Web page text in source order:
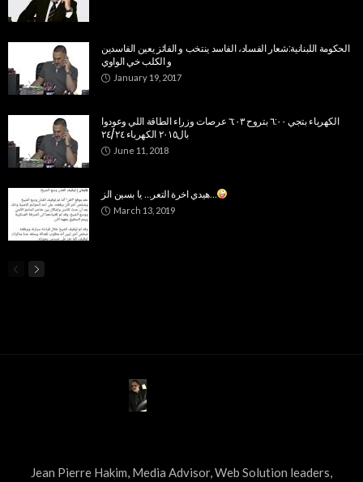
الحكومة اللبنانية:شعار الفساد، الفاسد ينتخب و الفائز يعين الفاسدين
و الكلب خي الواوي
January 19, 2017
الكهرباء بتجي ٦:٠٠ بتروح ٦:٠٣ عرصات وزراء الطاقة اللي وعودوا
بال٢٠١٥ الكهرباء ٢٤/٢٤
June 11, 2018
هيدي اخرة التعر… يا بسين الز…
March 13, 2019
Jean Pierre Hakim, Media Advisor, Web Solution leaders,